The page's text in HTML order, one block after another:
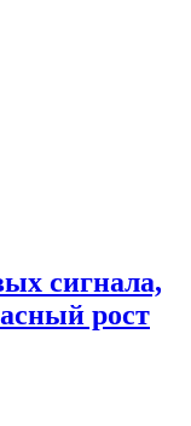
сигнала,
рост